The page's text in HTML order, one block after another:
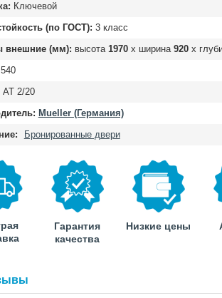
Ключевой
(по ГОСТ): 3 класс
внешние (мм): высота 1970х ширина 920х
540
AT 2/20
Mueller (Германия)
Бронированные двери
Гарантия
качества
Низкие цены